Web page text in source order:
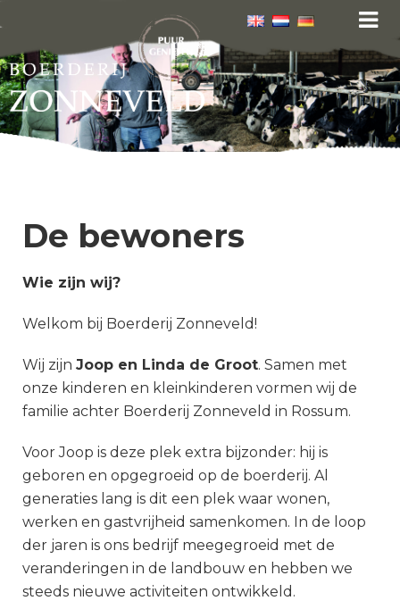
De bewoners
Wie zijn wij?
Welkom bij Boerderij Zonneveld!
Wij zijn Joop en Linda de Groot. Samen met
onze kinderen en kleinkinderen vormen wij de
familie achter Boerderij Zonneveld in Rossum.
Voor Joop is deze plek extra bijzonder: hij is
geboren en opgegroeid op de boerderij. Al
generaties lang is dit een plek waar wonen,
werken en gastvrijheid samenkomen. In de loop
der jaren is ons bedrijf meegegroeid met de
veranderingen in de landbouw en hebben we
steeds nieuwe activiteiten ontwikkeld.